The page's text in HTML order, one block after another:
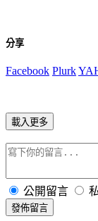
分享
Facebook Plurk
載入更多
公開留言
發佈留言